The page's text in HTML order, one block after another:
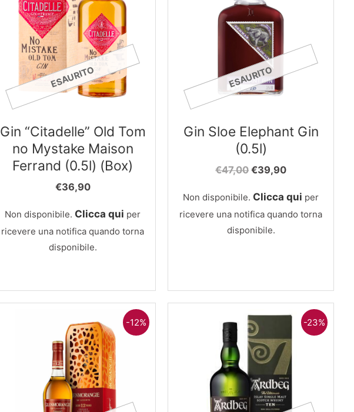
ESAURITO
Gin “Citadelle” Old Tom
no Mystake Maison
Ferrand (0.5l) (Box)
€36,90
Non disponibile. Clicca qui per
ricevere una notifica quando torna
disponibile.
ESAURITO
Gin Sloe Elephant Gin
(0.5l)
€47,00 Il
originale
€47,00.
€39,90Il
attuale
è:
€39,90.
Non disponibile. Clicca qui per
ricevere una notifica quando torna
disponibile.
-12% -23%